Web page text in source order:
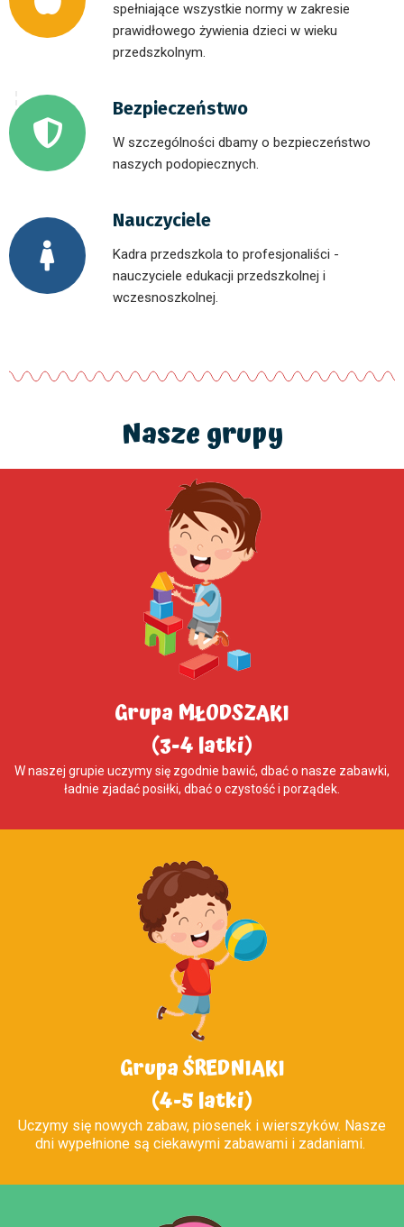
spełniające wszystkie normy w zakresie
prawidłowego żywienia dzieci w wieku
przedszkolnym.
Bezpieczeństwo
W szczególności dbamy o bezpieczeństwo
naszych podopiecznych.
Nauczyciele
Kadra przedszkola to profesjonaliści -
nauczyciele edukacji przedszkolnej i
wczesnoszkolnej.
Nasze grupy
Grupa MŁODSZAKI
(3-4 latki)
W naszej grupie uczymy się zgodnie bawić, dbać o nasze zabawki,
ładnie zjadać posiłki, dbać o czystość i porządek.
Grupa ŚREDNIAKI
(4-5 latki)
Uczymy się nowych zabaw, piosenek i wierszyków. Nasze
dni wypełnione są ciekawymi zabawami i zadaniami.